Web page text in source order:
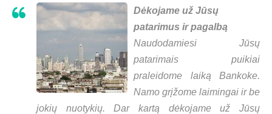
Dėkojame už Jūsų
patarimus ir pagalbą
Naudodamiesi Jūsų
patarimais puikiai
praleidome laiką Bankoke.
Namo grįžome laimingai ir be
jokių nuotykių. Dar kartą dėkojame už Jūsų